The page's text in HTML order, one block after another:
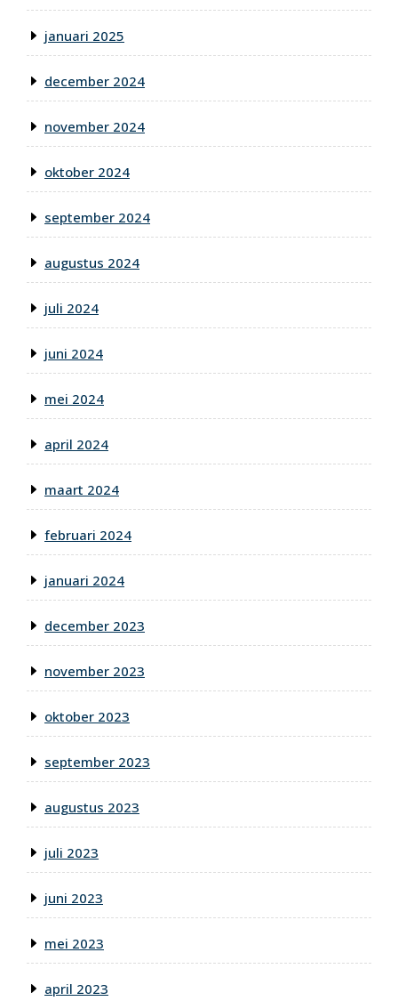
januari 2025
december 2024
november 2024
oktober 2024
september 2024
augustus 2024
juli 2024
juni 2024
mei 2024
april 2024
maart 2024
februari 2024
januari 2024
december 2023
november 2023
oktober 2023
september 2023
augustus 2023
juli 2023
juni 2023
mei 2023
april 2023